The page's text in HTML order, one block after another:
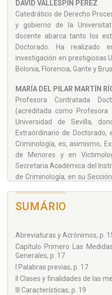
DAVID VALLESPÍN PÉREZ
Catedrático de Derecho
y gobierno de la
docente abarca tanto los
Doctorado. Ha realizado
investigación en prestigiosas
Bolonia, Florencia, Gante y
MARÍA DEL PILAR MARTÍN
Profesora Contratada
(acreditada como
Universidad de Sevilla,
Extraordinario de Doctorado,
Criminología, es, asimismo,
de Menores y en
Secretaria Académica del
de Criminología, en su
una veintena de artículos
latinoamericanas. Ha
destaca el Istituto di Diritto
Milán, el CIRSFID de Bolonia,
Coimbra y Florencia y el Max
und internationales
actividad investigadora se
cuestiones relativas al Derecho
SUMÁRIO
Abreviaturas y Acrónimos, p.
Capítulo Primero Las
Generales, p. 17
I Palabras previas, p. 17
II Clases y finalidades de las
III Características, p. 19